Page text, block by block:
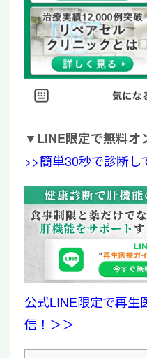
▼LINE限定で無料オ
>>簡単30秒で診断し
公式LINE限定で再生
信！＞＞